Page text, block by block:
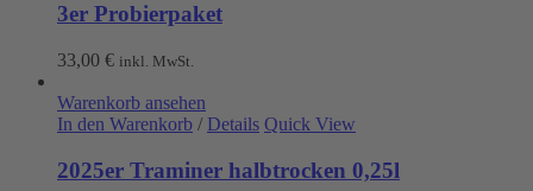
3er Probierpaket
33,00 € inkl. MwSt.
Warenkorb ansehen
In den Warenkorb / Details Quick View
2025er Traminer halbtrocken 0,25l